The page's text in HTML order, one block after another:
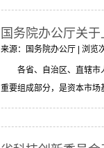
国务院办公厅关
来源：国务院办公厅 | 浏览
各省、自治区、直辖市
重要组成部分，是资本市